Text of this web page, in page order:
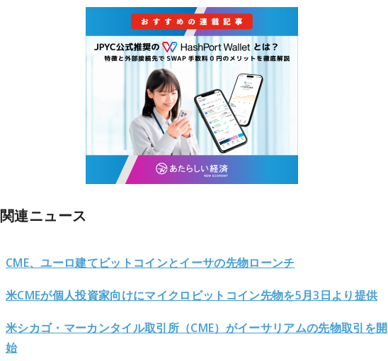
関連ニュース
CME、ユーロ建てビットコインとイーサの先物ローンチ
米CMEが個人投資家向けにマイクロビットコイン先物を5月3日より提供
米シカゴ・マーカンタイル取引所（CME）がイーサリアムの先物取引を開
始